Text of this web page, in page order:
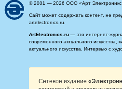
© 2001 — 2026 ООО «Арт
Сайт может содержать контент, не
artelectronics.ru.
ArtElectronics.ru — это интернет-
современного актуального
актуального искусства. Интервью с
Сетевое издание